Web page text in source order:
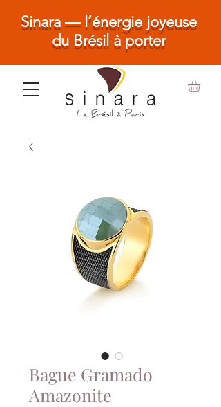
Sinara — l’énergie joyeuse
du Brésil à porter
Bague Gramado
Amazonite